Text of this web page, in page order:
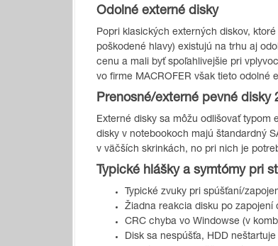
Odolné externé disky
Popri klasických externých diskov,
poškodené hlavy) existujú na trhu aj
cenu a mali byť spoľahlivejšie pri
vo firme MACROFER však tieto odolné
Prenosné/externé pevné disky
Externé disky sa môžu odlišovať typom
disky v notebookoch majú štandardný
v väčších skrinkách, no pri nich je
Typické hlášky a symtómy pri
Typické zvuky pri spúšťaní/
Žiadna reakcia disku po zapojení
CRC chyba vo Windowse (v
Disk sa nespúšťa, HDD neštartuje